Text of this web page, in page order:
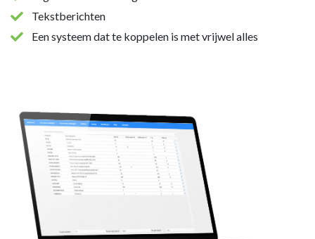
Tekstberichten
Een systeem dat te koppelen is met vrijwel alles